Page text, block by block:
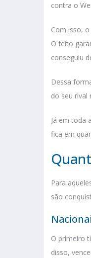
contra o
Com isso,
O feito
conseguiu
Dessa
do seu rival
Já em toda
fica em
Para
são
O primeiro
disso,